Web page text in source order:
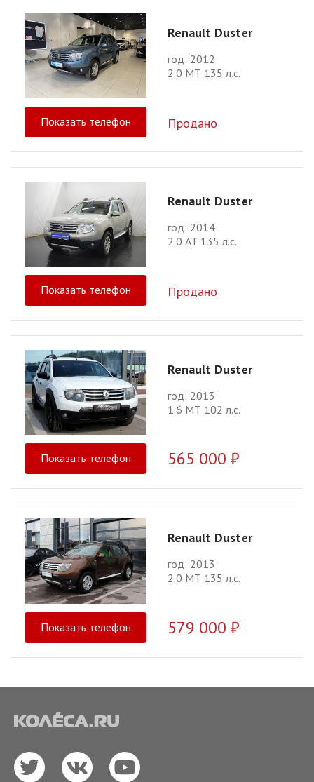
Renault Duster
год: 2012
2.0 МТ 135 л.с.
Показать телефон Продано
Renault Duster
год: 2014
2.0 АТ 135 л.с.
Показать телефон Продано
Renault Duster
год: 2013
1.6 МТ 102 л.с.
Показать телефон 565 000 ₽
Renault Duster
год: 2013
2.0 МТ 135 л.с.
Показать телефон 579 000 ₽